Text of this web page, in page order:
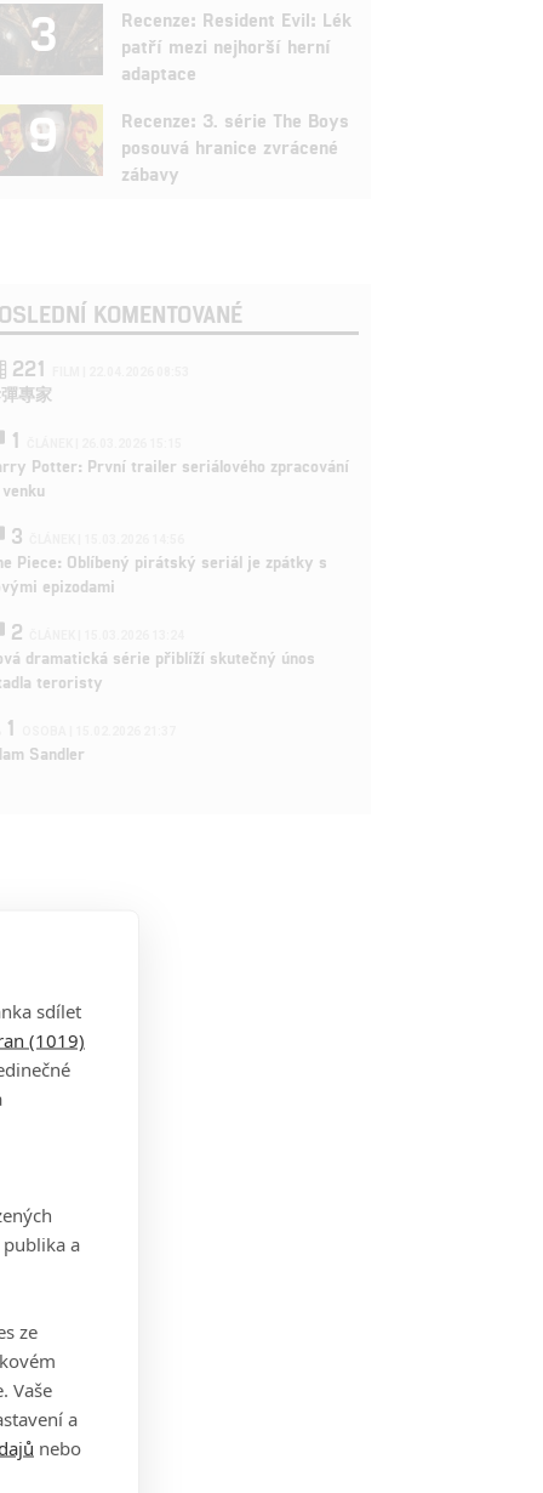
3
Recenze: Resident Evil: Lék
patří mezi nejhorší herní
adaptace
9
Recenze: 3. série The Boys
posouvá hranice zvrácené
zábavy
KOMENTOVANÉ
221
專家
1
Potter: První trailer seriálového zpracování
3
Piece: Oblíbený pirátský seriál je zpátky s
epizodami
2
dramatická série přiblíží skutečný únos
teroristy
1
Sandler
sdílet
(1019)
a
ze
Vaše
a
nebo